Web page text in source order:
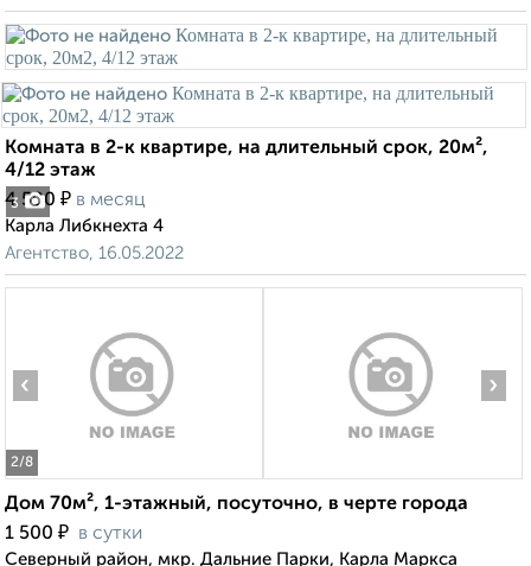
3
Комната в 2-к квартире, на длительный срок, 20м²,
4/12 этаж
4 500 ₽ в месяц
Карла Либкнехта 4
Агентство, 16.05.2022
2/8
‹ ›
Дом 70м², 1-этажный, посуточно, в черте города
1 500 ₽ в сутки
Северный район, мкр. Дальние Парки, Карла Маркса